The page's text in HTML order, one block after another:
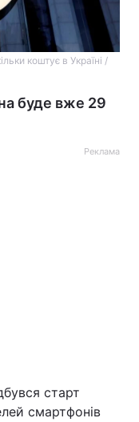
коштує в Україні /
буде вже 29
Реклама
старт
смартфонів